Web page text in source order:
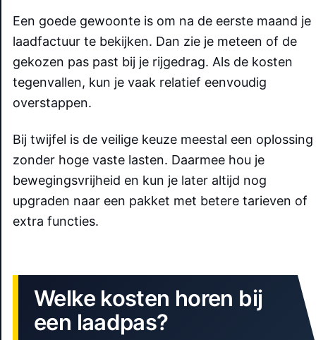
Een goede gewoonte is om na de eerste maand je
laadfactuur te bekijken. Dan zie je meteen of de
gekozen pas past bij je rijgedrag. Als de kosten
tegenvallen, kun je vaak relatief eenvoudig
overstappen.
Bij twijfel is de veilige keuze meestal een oplossing
zonder hoge vaste lasten. Daarmee hou je
bewegingsvrijheid en kun je later altijd nog
upgraden naar een pakket met betere tarieven of
extra functies.
Welke kosten horen bij
een laadpas?